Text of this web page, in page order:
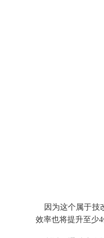
因为这个属于技
效率也将提升至少